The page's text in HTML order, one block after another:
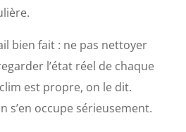
bien fait : ne pas nettoyer
l’état réel de chaque
est propre, on le dit.
s’en occupe sérieusement.